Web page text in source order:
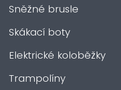
Sněžné brusle
Skákací boty
Elektrické koloběžky
Trampolíny